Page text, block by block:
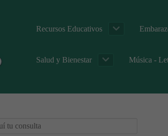
Recursos Educativos
Salud y Bienestar Música -